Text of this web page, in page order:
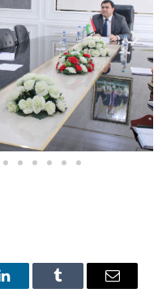
LinkedInTumblr Email